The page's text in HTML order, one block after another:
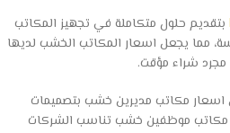
بتقديم حلول متكاملة في تجهيز المكاتب
مما يجعل اسعار المكاتب الخشب لديها
مجرد شراء مؤقت.
اسعار مكاتب مديرين خشب بتصميمات
لـ مكاتب موظفين خشب تناسب الشركات